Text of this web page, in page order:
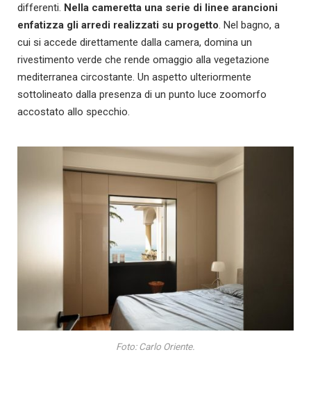
differenti. Nella cameretta una serie di linee arancioni
enfatizza gli arredi realizzati su progetto. Nel bagno, a
cui si accede direttamente dalla camera, domina un
rivestimento verde che rende omaggio alla vegetazione
mediterranea circostante. Un aspetto ulteriormente
sottolineato dalla presenza di un punto luce zoomorfo
accostato allo specchio.
Foto: Carlo Oriente.